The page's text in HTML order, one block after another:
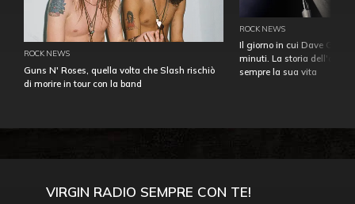
ROCK NEWS
Guns N' Roses, quella volta che Slash rischiò
di morire in tour con la band
ROCK NEWS
Il giorno in cui Dave
minuti. La storia
sempre la sua vita
VIRGIN RADIO SEMPRE CON TE!